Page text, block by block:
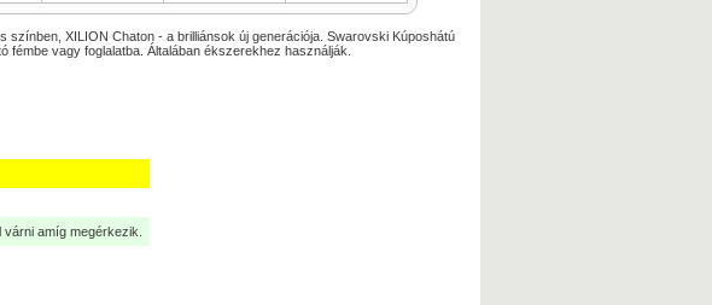
XILION Chaton - a brilliánsok új generációja. Swarovski Kúposhátú
vagy foglalatba. Általában ékszerekhez használják.
amíg megérkezik.